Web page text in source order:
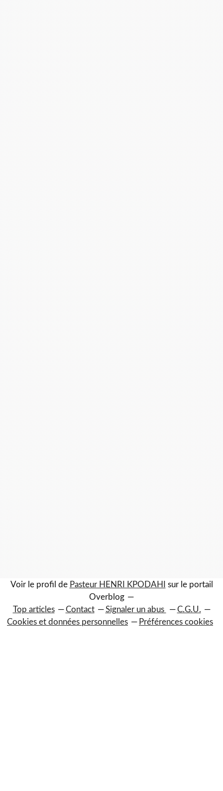
Voir le profil de Pasteur HENRI KPODAHI
sur le portail
Overblog
Top articles
Contact Signaler un abus
C.G.U.
Cookies et données personnelles
Préférences cookies